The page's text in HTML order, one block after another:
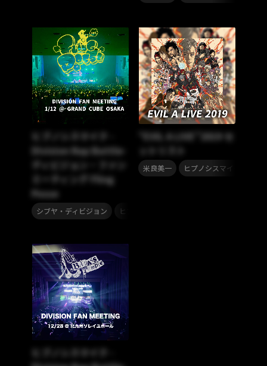
ヒプノシスマイク -
Division Rap Battle-
ディビジョン・ファン
ミーティング Fling
Posse
シブヤ・ディビジョン ヒプノシスマイク -Division Rap Battle-
“EVIL A LIVE”2019 セ
米良美一 ヒプノシスマイク -
ヒプノシスマイク -